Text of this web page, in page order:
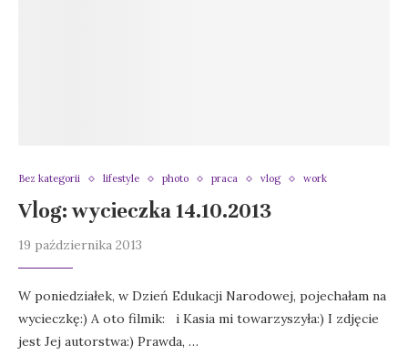
Bez kategorii lifestyle photo praca vlog work
Vlog: wycieczka 14.10.2013
19 października 2013
W poniedziałek, w Dzień Edukacji Narodowej, pojechałam na
wycieczkę:) A oto filmik: i Kasia mi towarzyszyła:) I zdjęcie
jest Jej autorstwa:) Prawda, …